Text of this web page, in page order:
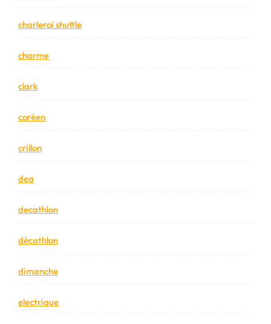
charleroi shuttle
charme
clark
coréen
crillon
dea
decathlon
décathlon
dimanche
electrique